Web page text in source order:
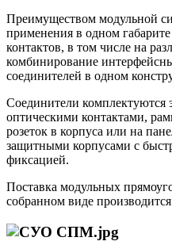
Преимуществом модульной
применения в одном
контактов, в том числе на
комбинирование
соединителей в одном
Соединители комплектуются
оптическими контактами,
розеток в корпуса или на
защитными корпусами с
фиксацией.
Поставка модульных
собранном виде